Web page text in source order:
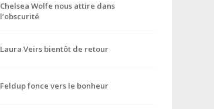
Chelsea Wolfe nous attire dans
l’obscurité
Laura Veirs bientôt de retour
Feldup fonce vers le bonheur